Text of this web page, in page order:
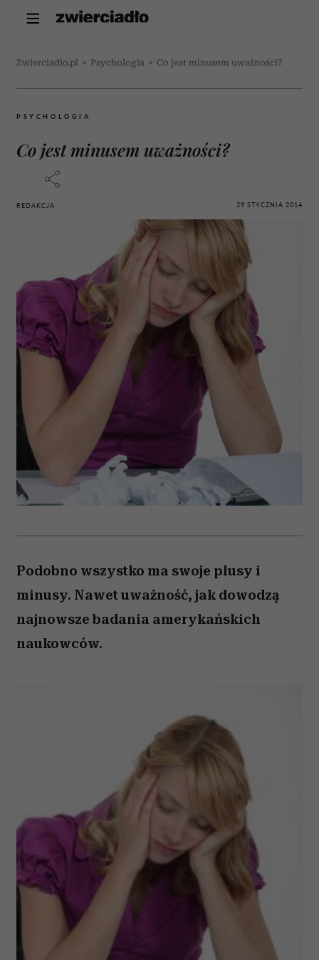
Zwierciadlo.pl > Psychologia > Co jest minusem uważności?
PSYCHOLOGIA
Co jest minusem uważności?
REDAKCJA 29 STYCZNIA 2014
Podobno wszystko ma swoje plusy i
minusy. Nawet uważność, jak dowodzą
najnowsze badania amerykańskich
naukowców.